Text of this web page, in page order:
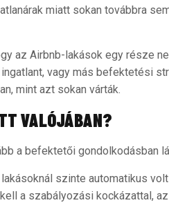
miatt sokan továbbra
az Airbnb-lakások egy része
vagy más befektetési
mint azt sokan várták.
VALÓJÁBAN?
a befektetői gondolkodásban
szinte automatikus
a szabályozási kockázattal,